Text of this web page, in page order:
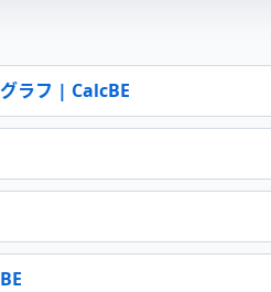
ラフ | CalcBE